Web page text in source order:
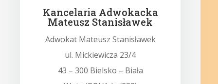
Kancelaria Adwokacka
Mateusz Stanisławek
Adwokat Mateusz Stanisławek
ul. Mickiewicza 23/4
43 – 300 Bielsko – Biała